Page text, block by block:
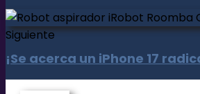
Siguiente
¡Se acerca un iPhone 17